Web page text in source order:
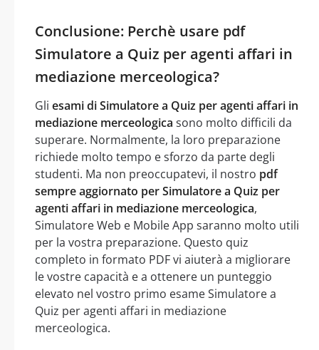
Conclusione: Perchè usare pdf
Simulatore a Quiz per agenti affari in
mediazione merceologica?
Gli esami di Simulatore a Quiz per agenti affari in
mediazione merceologica sono molto difficili da
superare. Normalmente, la loro preparazione
richiede molto tempo e sforzo da parte degli
studenti. Ma non preoccupatevi, il nostro pdf
sempre aggiornato per Simulatore a Quiz per
agenti affari in mediazione merceologica,
Simulatore Web e Mobile App saranno molto utili
per la vostra preparazione. Questo quiz
completo in formato PDF vi aiuterà a migliorare
le vostre capacità e a ottenere un punteggio
elevato nel vostro primo esame Simulatore a
Quiz per agenti affari in mediazione
merceologica.